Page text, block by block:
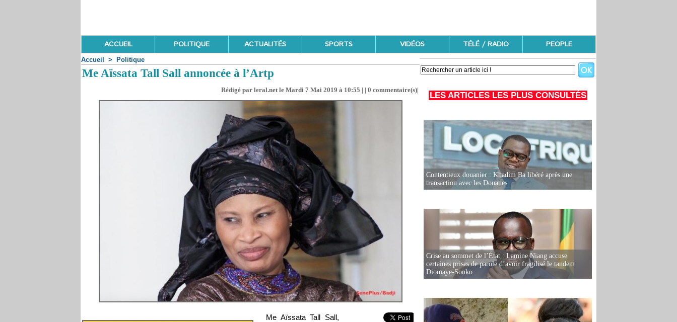
ACCUEIL POLITIQUE ACTUALITÉS SPORTS VIDÉOS TÉLÉ / RADIO PEOPLE
Accueil > Politique
Me Aïssata Tall Sall annoncée à l’Artp
Rédigé par leral.net le Mardi 7 Mai 2019 à 10:55 | | 0 commentaire(s)|
Me Aïssata Tall Sall,
LES ARTICLES LES PLUS CONSULTÉS
Contentieux douanier : Khadim Ba libéré après une
transaction avec les Douanes
Crise au sommet de l’État : Lamine Niang accuse
certaines prises de parole d’avoir fragilisé le tandem
Diomaye-Sonko